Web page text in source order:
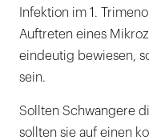
Infektion im 1.
Auftreten eines
eindeutig bewiesen,
sein.
Sollten Schwangere
sollten sie auf einen